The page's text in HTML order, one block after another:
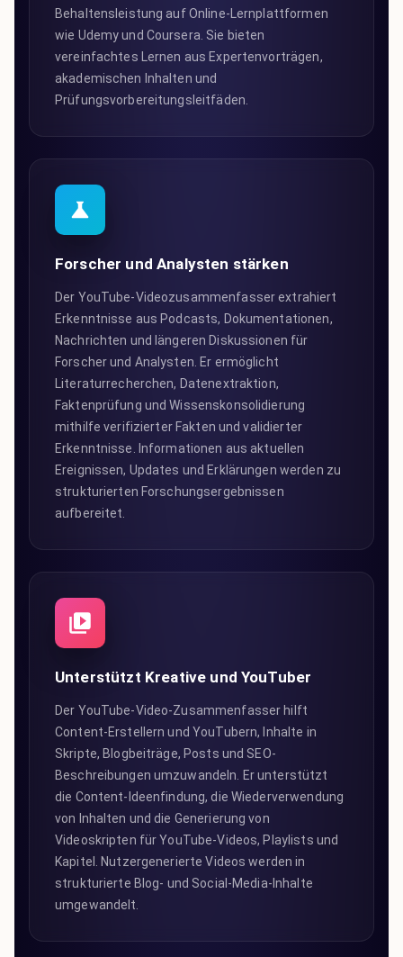
Behaltensleistung auf Online-Lernplattformen
wie Udemy und Coursera. Sie bieten
vereinfachtes Lernen aus Expertenvorträgen,
akademischen Inhalten und
Prüfungsvorbereitungsleitfäden.
Forscher und Analysten stärken
Der YouTube-Videozusammenfasser extrahiert
Erkenntnisse aus Podcasts, Dokumentationen,
Nachrichten und längeren Diskussionen für
Forscher und Analysten. Er ermöglicht
Literaturrecherchen, Datenextraktion,
Faktenprüfung und Wissenskonsolidierung
mithilfe verifizierter Fakten und validierter
Erkenntnisse. Informationen aus aktuellen
Ereignissen, Updates und Erklärungen werden zu
strukturierten Forschungsergebnissen
aufbereitet.
Unterstützt Kreative und YouTuber
Der YouTube-Video-Zusammenfasser hilft
Content-Erstellern und YouTubern, Inhalte in
Skripte, Blogbeiträge, Posts und SEO-
Beschreibungen umzuwandeln. Er unterstützt
die Content-Ideenfindung, die Wiederverwendung
von Inhalten und die Generierung von
Videoskripten für YouTube-Videos, Playlists und
Kapitel. Nutzergenerierte Videos werden in
strukturierte Blog- und Social-Media-Inhalte
umgewandelt.